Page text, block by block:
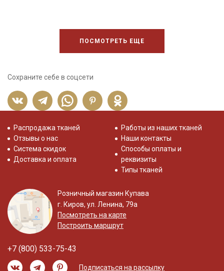
ПОСМОТРЕТЬ ЕЩЕ
Сохраните себе в соцсети
Распродажа тканей
Отзывы о нас
Система скидок
Доставка и оплата
Работы из наших тканей
Наши контакты
Способы оплаты и
реквизиты
Типы тканей
Розничный магазин Купава
г. Киров, ул. Ленина, 79а
Посмотреть на карте
Построить маршрут
+7 (800) 533-75-43
Подписаться на рассылку